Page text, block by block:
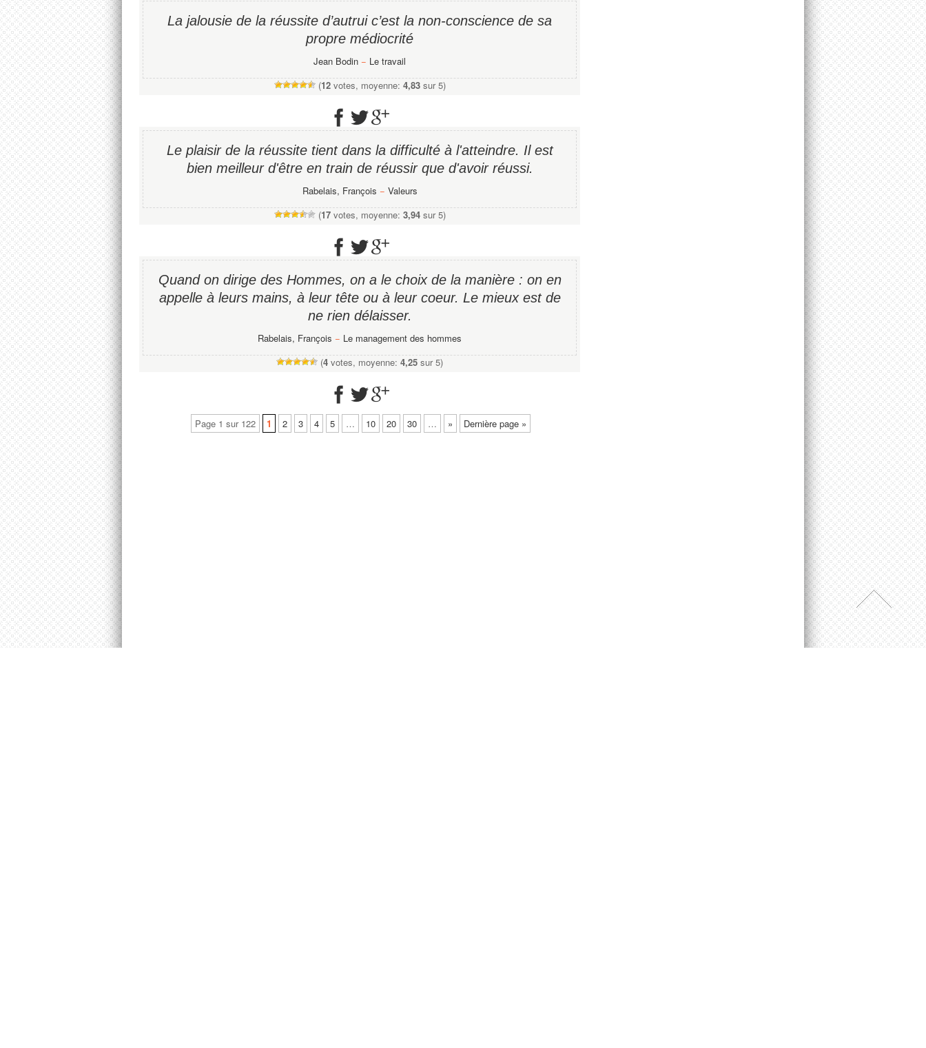
La jalousie de la réussite d’autrui c’est la non-conscience de sa
propre médiocrité
Jean Bodin − Le travail
(12votes, moyenne: 4,83sur 5)
Le plaisir de la réussite tient dans la difficulté à l'atteindre. Il est
bien meilleur d'être en train de réussir que d'avoir réussi.
Rabelais, François − Valeurs
(17votes, moyenne: 3,94sur 5)
Quand on dirige des Hommes, on a le choix de la manière : on en
appelle à leurs mains, à leur tête ou à leur coeur. Le mieux est de
ne rien délaisser.
Rabelais, François − Le management des hommes
(4 votes, moyenne: 4,25 sur 5)
Page 1 sur 122 1 2 3 4 5 … 10 20 30 … » Dernière page »